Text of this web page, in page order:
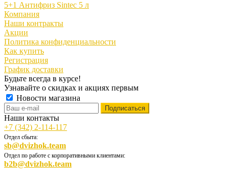
5+1 Антифриз Sintec 5 л
Компания
Наши контракты
Акции
Политика конфиденциальности
Как купить
Регистрация
График доставки
Будьте всегда в курсе!
Узнавайте о скидках и акциях первым
Новости магазина
Наши контакты
+7 (342) 2-114-117
Отдел сбыта:
sb@dvizhok.team
Отдел по работе с корпоративными клиентами:
b2b@dvizhok.team